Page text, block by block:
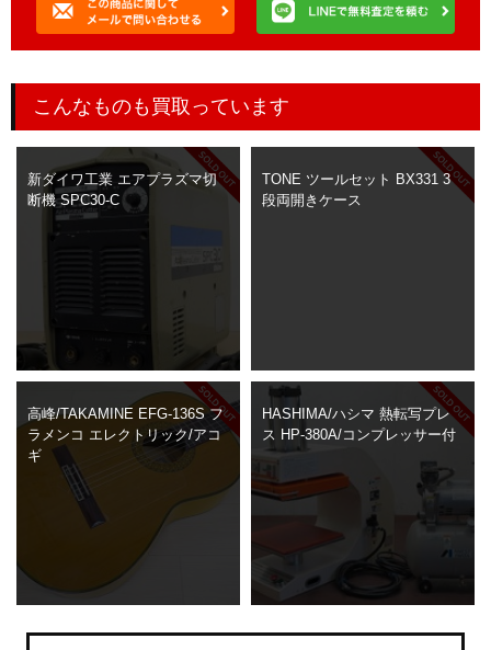
こんなものも買取っています
新ダイワ工業 エアプラズマ切
断機 SPC30-C
TONE ツールセット BX331 3
段両開きケース
高峰/TAKAMINE EFG-136S フ
ラメンコ エレクトリック/アコ
ギ
HASHIMA/ハシマ 熱転写プレ
ス HP-380A/コンプレッサー付